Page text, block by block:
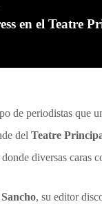
en el Teatre
de periodistas que
del Teatre
diversas caras
, su editor